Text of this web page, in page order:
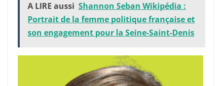
A LIRE aussi Shannon Seban Wikipédia :
Portrait de la femme politique française et
son engagement pour la Seine-Saint-Denis